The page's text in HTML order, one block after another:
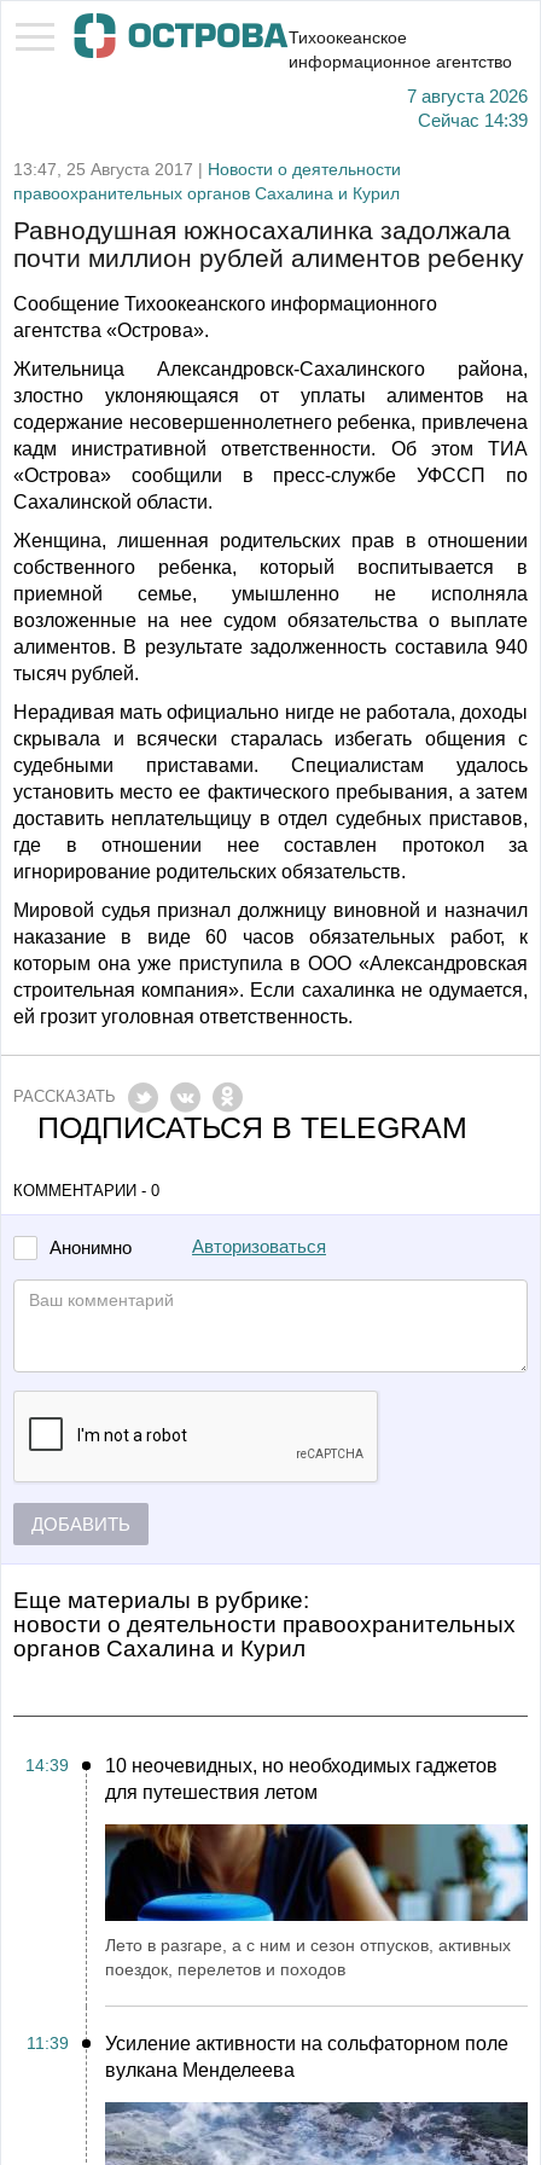
Тихоокеанское
информационное агентство
7 августа 2026
Сейчас 14:39
13:47, 25 Августа 2017 | Новости о деятельности
правоохранительных органов Сахалина и Курил
Равнодушная южносахалинка задолжала
почти миллион рублей алиментов ребенку
Сообщение Тихоокеанского информационного
агентства «Острова».
Жительница Александровск-Сахалинского района,
злостно уклоняющаяся от уплаты алиментов на
содержание несовершеннолетнего ребенка, привлечена
кадм инистративной ответственности. Об этом ТИА
«Острова» сообщили в пресс-службе УФССП по
Сахалинской области.
Женщина, лишенная родительских прав в отношении
собственного ребенка, который воспитывается в
приемной семье, умышленно не исполняла
возложенные на нее судом обязательства о выплате
алиментов. В результате задолженность составила 940
тысяч рублей.
Нерадивая мать официально нигде не работала, доходы
скрывала и всячески старалась избегать общения с
судебными приставами. Специалистам удалось
установить место ее фактического пребывания, а затем
доставить неплательщицу в отдел судебных приставов,
где в отношении нее составлен протокол за
игнорирование родительских обязательств.
Мировой судья признал должницу виновной и назначил
наказание в виде 60 часов обязательных работ, к
которым она уже приступила в ООО «Александровская
строительная компания». Если сахалинка не одумается,
ей грозит уголовная ответственность.
РАССКАЗАТЬ
ПОДПИСАТЬСЯ В TELEGRAM
КОММЕНТАРИИ - 0
Анонимно Авторизоваться
ДОБАВИТЬ
Еще материалы в рубрике:
Новости о деятельности правоохранительных
органов Сахалина и Курил
14:39
10 неочевидных, но необходимых гаджетов
для путешествия летом
Лето в разгаре, а с ним и сезон отпусков, активных
поездок, перелетов и походов
11:39
Усиление активности на сольфаторном поле
вулкана Менделеева